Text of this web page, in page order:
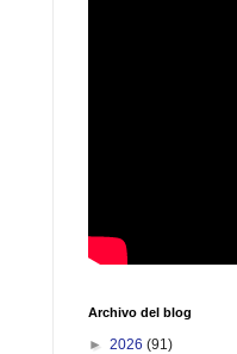
Archivo del blog
► 2026 (91)